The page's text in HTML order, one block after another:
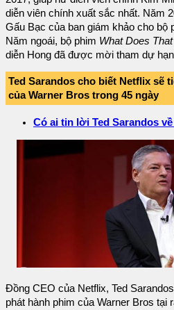
diễn viên chính xuất sắc nhất. Năm
Gấu Bạc của ban giám khảo cho bộ
Năm ngoái, bộ phim What Does
diễn Hong đã được mời tham dự
Ted Sarandos cho biết Netflix sẽ
của Warner Bros trong 45 ngày
Có ai tin lời Ted Sarandos
Đồng CEO của Netflix, Ted
phát hành phim của Warner Bros tại